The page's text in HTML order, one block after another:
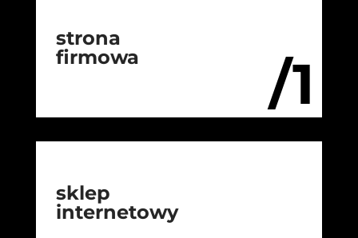
/1
strona
firmowa
sklep
internetowy